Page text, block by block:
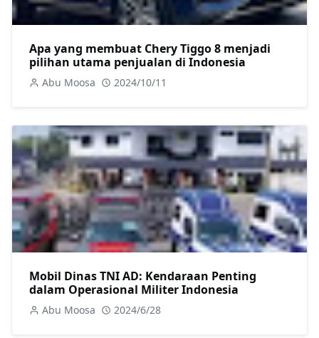
Apa yang membuat Chery Tiggo 8 menjadi
pilihan utama penjualan di Indonesia
Abu Moosa 2024/10/11
Mobil Dinas TNI AD: Kendaraan Penting
dalam Operasional Militer Indonesia
Abu Moosa 2024/6/28